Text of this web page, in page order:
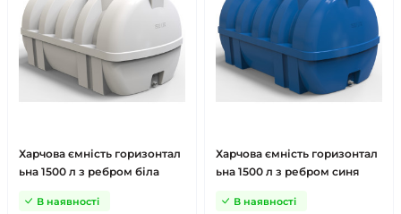
Харчова ємність горизонтал
ьна 1500 л з ребром біла
В наявності
Харчова ємність горизонтал
ьна 1500 л з ребром синя
В наявності